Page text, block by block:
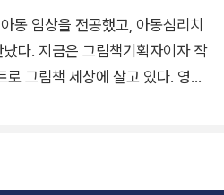
동 임상을 전공했고, 아동심리치
다. 지금은 그림책기획자이자 작
그림책 세상에 살고 있다. 영유
?》, 《마음을 담은 병》, 《아름다